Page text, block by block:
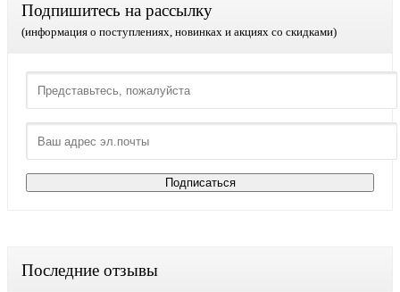
Подпишитесь на рассылку
(информация о поступлениях, новинках и акциях со скидками)
Последние отзывы